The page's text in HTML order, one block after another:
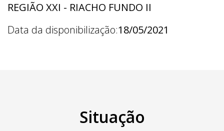
REGIÃO XXI - RIACHO FUNDO II
Data da disponibilização:18/05/2021
Situação